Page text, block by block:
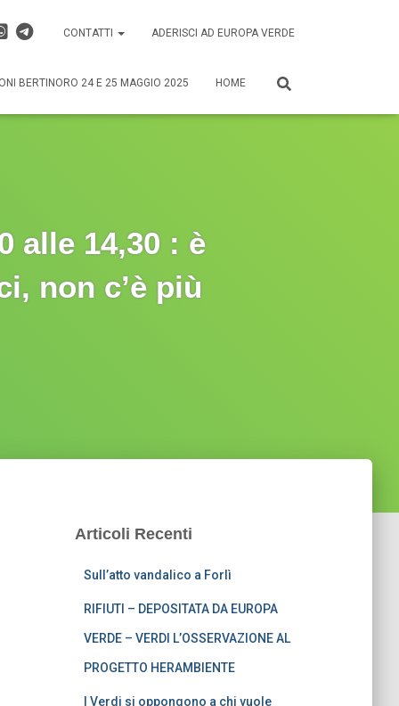
CONTATTI ADERISCI AD EUROPA VERDE
BERTINORO 24 E 25 MAGGIO 2025 HOME
alle 14,30 : è
non c’è più
Articoli Recenti
Sull’atto vandalico a Forlì
RIFIUTI – DEPOSITATA DA EUROPA
VERDE – VERDI L’OSSERVAZIONE AL
PROGETTO HERAMBIENTE
I Verdi si oppongono a chi vuole